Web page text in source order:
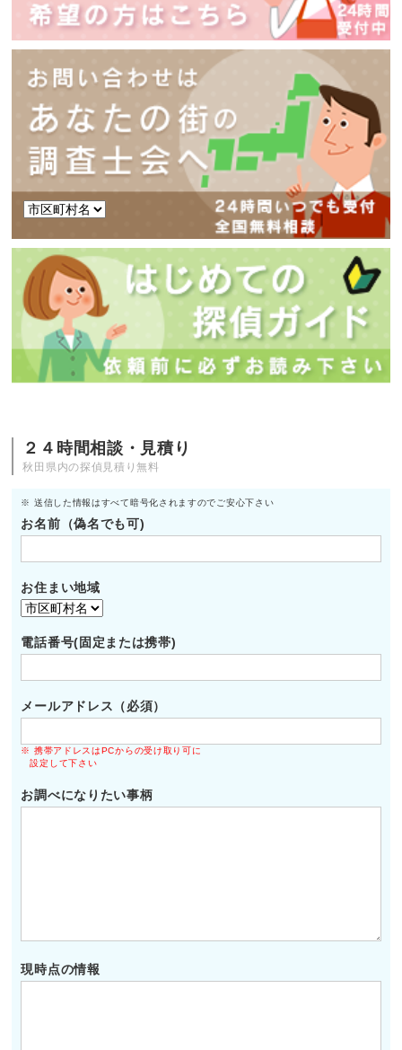
２４時間相談・見積り
秋田県内の探偵見積り無料
※ 送信した情報はすべて暗号化されますのでご安心下さい
お名前（偽名でも可)
お住まい地域
電話番号(固定または携帯)
メールアドレス（必須）
※ 携帯アドレスはPCからの受け取り可に
設定して下さい
お調べになりたい事柄
現時点の情報